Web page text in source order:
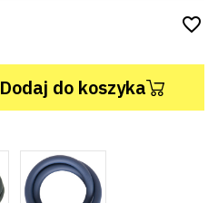
favorite_border
Dodaj do koszyka